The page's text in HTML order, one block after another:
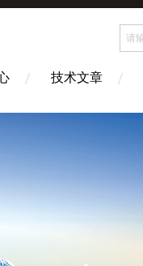
技术文章